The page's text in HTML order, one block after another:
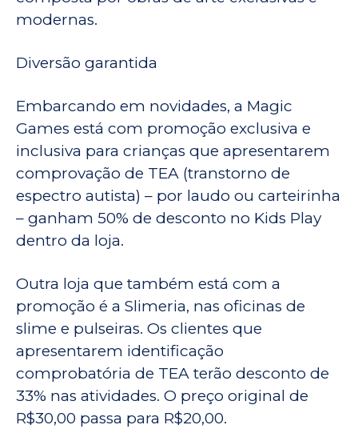
modernas.‌
Diversão garantida
Embarcando em novidades, a Magic
Games está com promoção exclusiva e
inclusiva para crianças que apresentarem
comprovação de TEA (transtorno de
espectro autista) – por laudo ou carteirinha
– ganham 50% de desconto no Kids Play
dentro da loja.
Outra loja que também está com a
promoção é a Slimeria, nas oficinas de
slime e pulseiras. Os clientes que
apresentarem identificação
comprobatória de TEA terão desconto de
33% nas atividades. O preço original de
R$30,00 passa para R$20,00.